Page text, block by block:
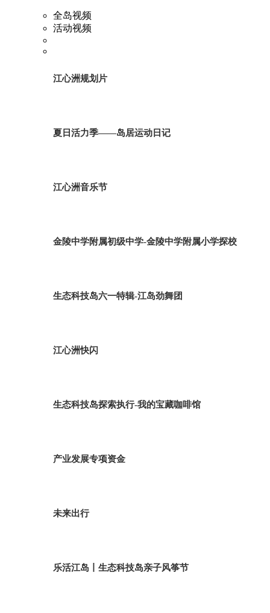
全岛视频
活动视频
江心洲规划片
夏日活力季——岛居运动日记
江心洲音乐节
金陵中学附属初级中学-金陵中学附属小学探校
生态科技岛六一特辑-江岛劲舞团
江心洲快闪
生态科技岛探索执行-我的宝藏咖啡馆
产业发展专项资金
未来出行
乐活江岛丨生态科技岛亲子风筝节